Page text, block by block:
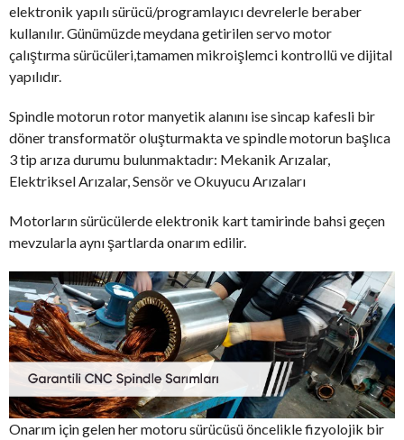
elektronik yapılı sürücü/programlayıcı devrelerle beraber
kullanılır. Günümüzde meydana getirilen servo motor
çalıştırma sürücüleri,tamamen mikroişlemci kontrollü ve dijital
yapılıdır.
Spindle motorun rotor manyetik alanını ise sincap kafesli bir
döner transformatör oluşturmakta ve spindle motorun başlıca
3 tip arıza durumu bulunmaktadır: Mekanik Arızalar,
Elektriksel Arızalar, Sensör ve Okuyucu Arızaları
Motorların sürücülerde elektronik kart tamirinde bahsi geçen
mevzularla aynı şartlarda onarım edilir.
Onarım için gelen her motoru sürücüsü öncelikle fizyolojik bir